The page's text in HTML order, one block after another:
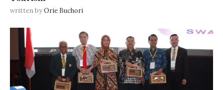
written byOrie Buchori